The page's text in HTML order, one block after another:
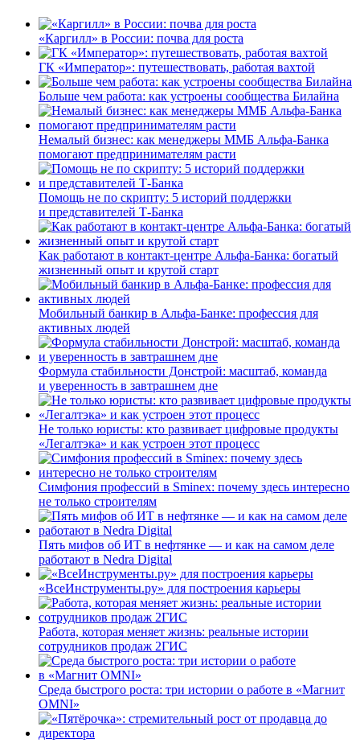
«Каргилл» в России: почва для роста
ГК «Император»: путешествовать, работая вахтой
Больше чем работа: как устроены сообщества Билайна
Немалый бизнес: как менеджеры ММБ Альфа-Банка
помогают предпринимателям расти
Помощь не по скрипту: 5 историй поддержки
и представителей Т-Банка
Как работают в контакт-центре Альфа-Банка: богатый
жизненный опыт и крутой старт
Мобильный банкир в Альфа-Банке: профессия для
активных людей
Формула стабильности Донстрой: масштаб, команда
и уверенность в завтрашнем дне
Не только юристы: кто развивает цифровые продукты
«Легалтэка» и как устроен этот процесс
Симфония профессий в Sminex: почему здесь интересно
не только строителям
Пять мифов об ИТ в нефтянке — и как на самом деле
работают в Nedra Digital
«ВсеИнструменты.ру» для построения карьеры
Работа, которая меняет жизнь: реальные истории
сотрудников продаж 2ГИС
Среда быстрого роста: три истории о работе в «Магнит
OMNI»